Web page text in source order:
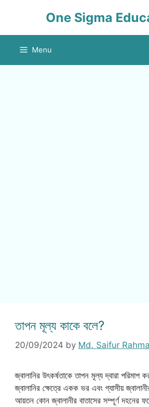
One Sigma
Menu
তাপন মূল্য কাকে বলে?
20/09/2024 by Md. Saifur
জ্বালানির উৎকর্ষতাকে তাপন মূল্য দ্বারা
জ্বালানির ক্ষেত্রে একক ভর এবং গ্যাসীয়
আয়তন কোন জ্বালানীর বাতাসের সম্পূর্ণ দহনের